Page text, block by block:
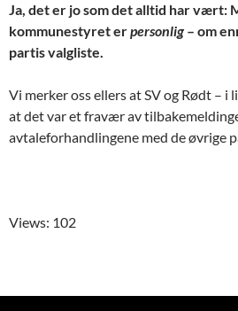
Ja, det er jo som det alltid har vært:
kommunestyret erpersonlig – om
partis valgliste.
Vi merker oss ellers at SV og Rødt – i
at det var et fravær av
avtaleforhandlingene med de øvrige
Views: 102